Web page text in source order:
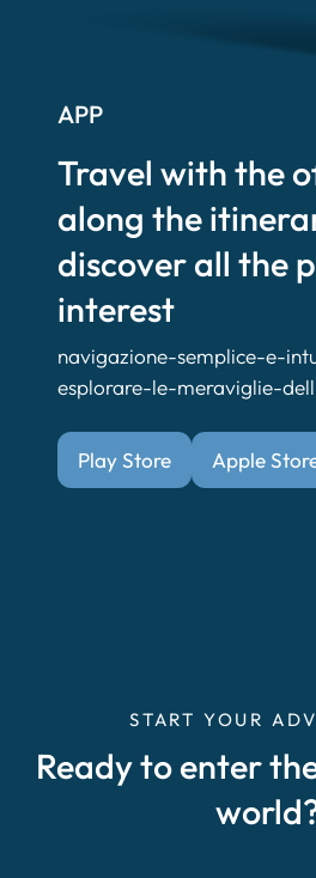
APP
Travel with the
along the
discover all the
interest
navigazione-semplice-e-
esplorare-le-meraviglie-
Play Store Apple
START YOUR
Ready to enter